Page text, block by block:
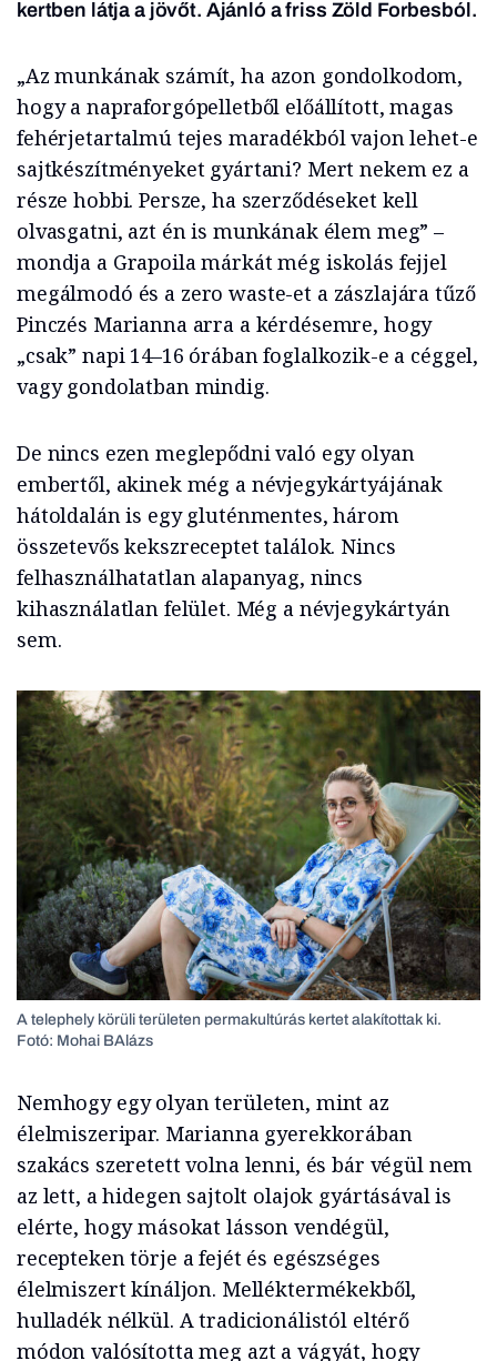
kertben látja a jövőt. Ajánló a friss Zöld Forbesból.
„Az munkának számít, ha azon gondolkodom,
hogy a napraforgópelletből előállított, magas
fehérjetartalmú tejes maradékból vajon lehet-e
sajtkészítményeket gyártani? Mert nekem ez a
része hobbi. Persze, ha szerződéseket kell
olvasgatni, azt én is munkának élem meg” –
mondja a Grapoila márkát még iskolás fejjel
megálmodó és a zero waste-et a zászlajára tűző
Pinczés Marianna arra a kérdésemre, hogy
„csak” napi 14–16 órában foglalkozik-e a céggel,
vagy gondolatban mindig.
De nincs ezen meglepődni való egy olyan
embertől, akinek még a névjegykártyájának
hátoldalán is egy gluténmentes, három
összetevős kekszreceptet találok. Nincs
felhasználhatatlan alapanyag, nincs
kihasználatlan felület. Még a névjegykártyán
sem.
A telephely körüli területen permakultúrás kertet alakítottak ki.
Fotó: Mohai BAlázs
Nemhogy egy olyan területen, mint az
élelmiszeripar. Marianna gyerekkorában
szakács szeretett volna lenni, és bár végül nem
az lett, a hidegen sajtolt olajok gyártásával is
elérte, hogy másokat lásson vendégül,
recepteken törje a fejét és egészséges
élelmiszert kínáljon. Melléktermékekből,
hulladék nélkül. A tradicionálistól eltérő
módon valósította meg azt a vágyát, hogy